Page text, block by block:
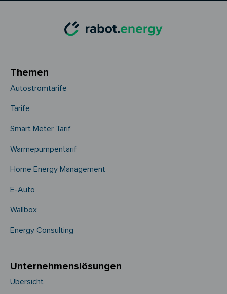
Themen
Autostromtarife
Tarife
Smart Meter Tarif
Wärmepumpentarif
Home Energy Management
E-Auto
Wallbox
Energy Consulting
Unternehmens­­lösungen
Übersicht